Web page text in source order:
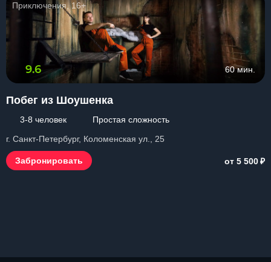
Приключения, 16+
9.6 60 мин.
Побег из Шоушенка
3-8 человек
Простая сложность
г. Санкт-Петербург, Коломенская ул., 25
Забронировать от 5 500₽